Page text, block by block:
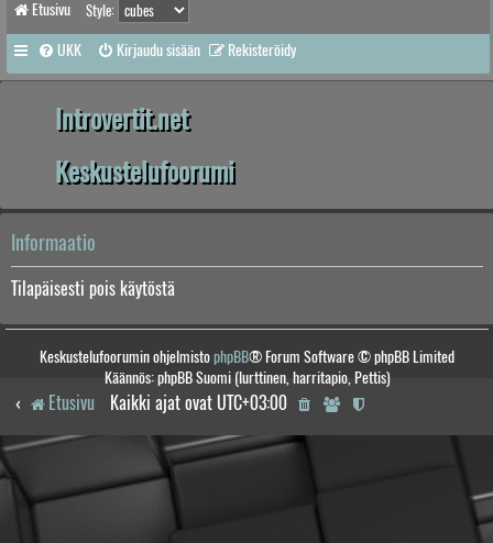
Etusivu Style:
UKK Kirjaudu sisään Rekisteröidy
Introvertit.net
Keskustelufoorumi
Informaatio
Tilapäisesti pois käytöstä
Keskustelufoorumin ohjelmistophpBB® Forum Software © phpBB Limited
Käännös: phpBB Suomi (lurttinen, harritapio, Pettis)
Etusivu Kaikki ajat ovat UTC+03:00